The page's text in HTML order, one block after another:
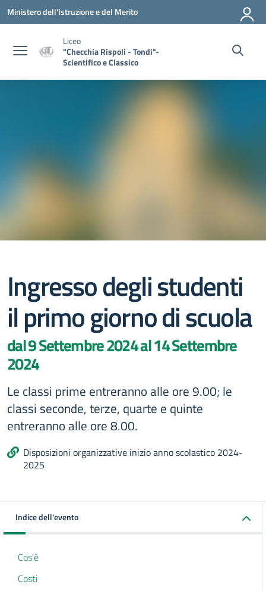
Vai ai contenuti
Vai al menu di navigazione
Vai al footer
Ministero dell'Istruzione e del Merito
Liceo
"Checchia Rispoli - Tondi"-
Scientifico e Classico
Ingresso degli studenti
il primo giorno di scuola
dal 9 Settembre 2024 al 14 Settembre
2024
Le classi prime entreranno alle ore 9.00; le
classi seconde, terze, quarte e quinte
entreranno alle ore 8.00.
Disposizioni organizzative inizio anno scolastico 2024-
2025
Indice dell'evento
Cos'è
Costi